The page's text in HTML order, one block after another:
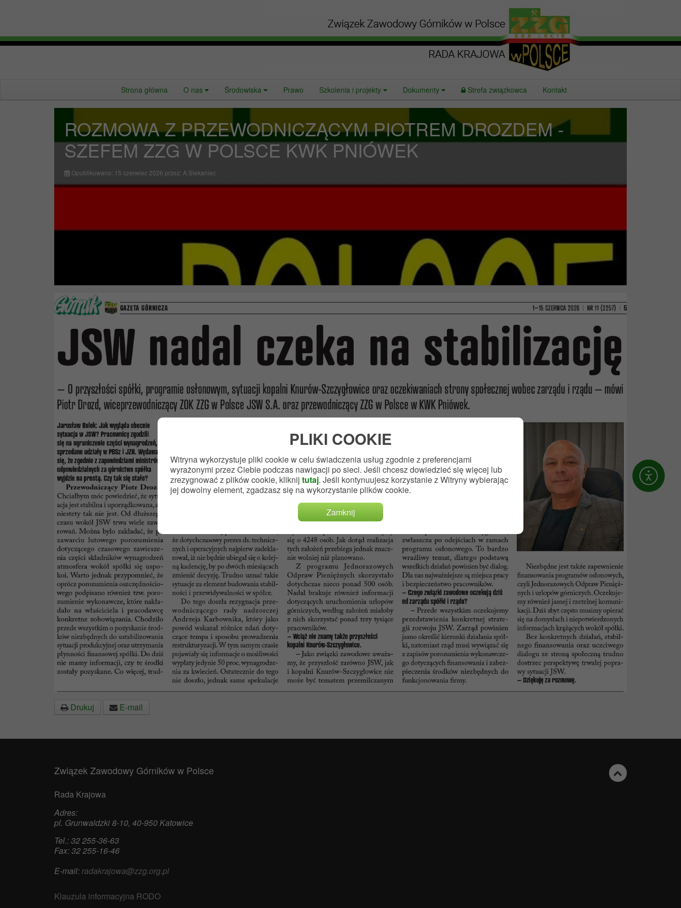
Strona główna O nas Środowiska Prawo Szkolenia i projekty Dokumenty Strefa związkowca Kontakt
ROZMOWA Z PRZEWODNICZĄCYM PIOTREM DROZDEM -
SZEFEM ZZG W POLSCE KWK PNIÓWEK
Opublikowano: 15 czerwiec 2026 przez: A.Siekaniec
Drukuj E-mail
Związek Zawodowy Górników w Polsce
Rada Krajowa
Adres:
pl. Grunwaldzki 8-10, 40-950 Katowice
Tel.: 32 255-36-63
Fax: 32 255-16-46
E-mail:radakrajowa@zzg.org.pl
Klauzula informacyjna RODO
PLIKI COOKIE
Witryna wykorzystuje pliki cookie w celu świadczenia usług zgodnie z preferencjami
wyrażonymi przez Ciebie podczas nawigacji po sieci. Jeśli chcesz dowiedzieć się więcej lub
zrezygnować z plików cookie, kliknij tutaj. Jeśli kontynuujesz korzystanie z Witryny wybierając
jej dowolny element, zgadzasz się na wykorzystanie plików cookie.
Zamknij